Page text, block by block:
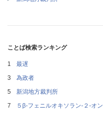
ことば検索ランキング
最遅
為政者
新潟地方裁判所
５β‐フェニルオキソラン‐２‐オン